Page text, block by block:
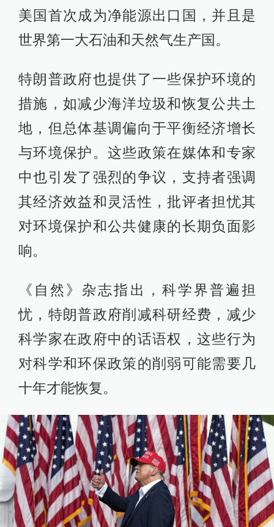
美国首次成为净能源出口国，并且是
世界第一大石油和天然气生产国。
特朗普政府也提供了一些保护环境的
措施，如减少海洋垃圾和恢复公共土
地，但总体基调偏向于平衡经济增长
与环境保护。这些政策在媒体和专家
中也引发了强烈的争议，支持者强调
其经济效益和灵活性，批评者担忧其
对环境保护和公共健康的长期负面影
响。
《自然》杂志指出，科学界普遍担
忧，特朗普政府削减科研经费，减少
科学家在政府中的话语权，这些行为
对科学和环保政策的削弱可能需要几
十年才能恢复。